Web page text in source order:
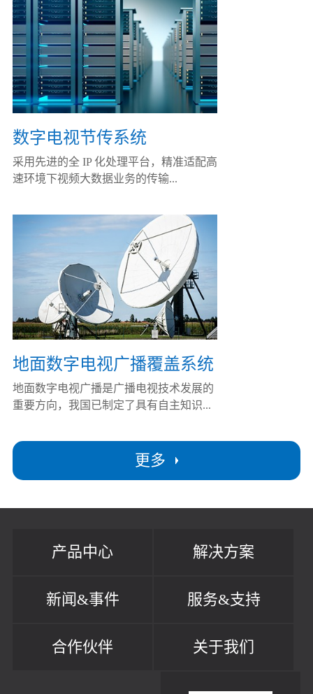
更多
数字电视节传系统
采用先进的全 IP 化处理平台，精准适配高
速环境下视频大数据业务的传输...
地面数字电视广播覆盖系统
地面数字电视广播是广播电视技术发展的
重要方向，我国已制定了具有自主知识...
产品中心 解决方案
新闻&事件 服务&支持
合作伙伴 关于我们